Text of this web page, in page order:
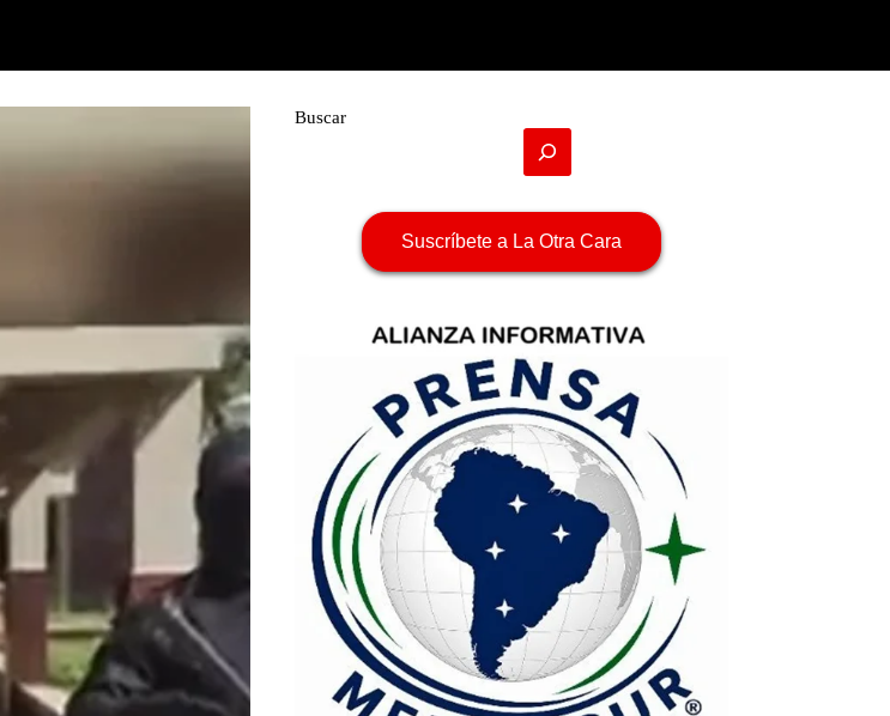
Buscar
Suscríbete a La Otra Cara